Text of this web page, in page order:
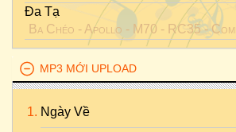
Đa Tạ
Ba Chéo - Apollo - M70 - RC35 -
MP3 MỚI UPLOAD
Ngày Về